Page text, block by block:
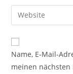
zum
Kommentieren
ein
E-
Mail-
zum
Kommentieren
ein
Gib
deine
Website-
URL
Name, E-Mail-
meinen